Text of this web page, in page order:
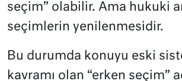
seçim” olabilir. Ama hukuki
seçimlerin yenilenmesidir.
Bu durumda konuyu eski
kavramı olan “erken seçim”